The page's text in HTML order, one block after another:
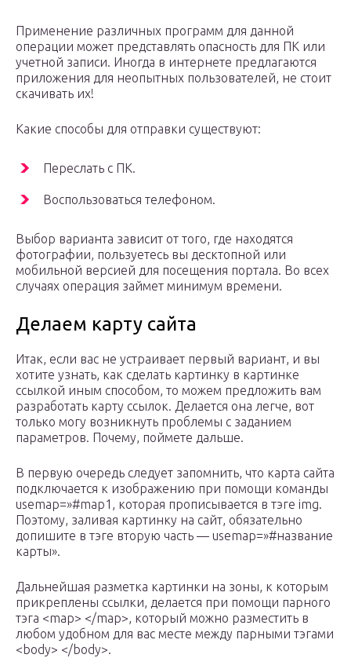
Применение различных программ для данной
операции может представлять опасность для ПК или
учетной записи. Иногда в интернете предлагаются
приложения для неопытных пользователей, не стоит
скачивать их!
Какие способы для отправки существуют:
Переслать с ПК.
Воспользоваться телефоном.
Выбор варианта зависит от того, где находятся
фотографии, пользуетесь вы десктопной или
мобильной версией для посещения портала. Во всех
случаях операция займет минимум времени.
Делаем карту сайта
Итак, если вас не устраивает первый вариант, и вы
хотите узнать, как сделать картинку в картинке
ссылкой иным способом, то можем предложить вам
разработать карту ссылок. Делается она легче, вот
только могу возникнуть проблемы с заданием
параметров. Почему, поймете дальше.
В первую очередь следует запомнить, что карта сайта
подключается к изображению при помощи команды
usemap=»#map1, которая прописывается в тэге img.
Поэтому, заливая картинку на сайт, обязательно
допишите в тэге вторую часть — usemap=»#название
карты».
Дальнейшая разметка картинки на зоны, к которым
прикреплены ссылки, делается при помощи парного
тэга <map> </map>, который можно разместить в
любом удобном для вас месте между парными тэгами
<body> </body>.